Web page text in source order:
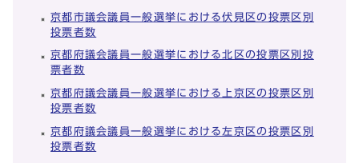
京都市議会議員一般選挙における伏見区の投票区別
投票者数
京都府議会議員一般選挙における北区の投票区別投
票者数
京都府議会議員一般選挙における上京区の投票区別
投票者数
京都府議会議員一般選挙における左京区の投票区別
投票者数